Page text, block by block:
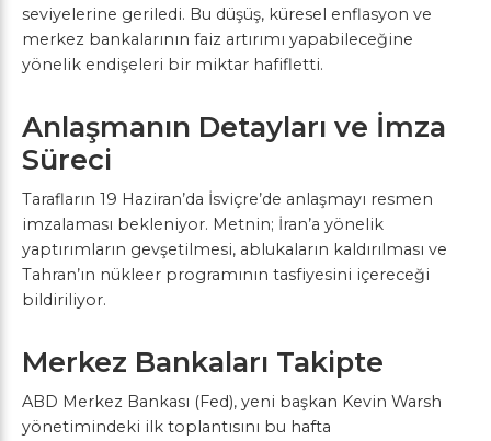
seviyelerine geriledi. Bu düşüş, küresel enflasyon ve
merkez bankalarının faiz artırımı yapabileceğine
yönelik endişeleri bir miktar hafifletti.
Anlaşmanın Detayları ve İmza
Süreci
Tarafların 19 Haziran’da İsviçre’de anlaşmayı resmen
imzalaması bekleniyor. Metnin; İran’a yönelik
yaptırımların gevşetilmesi, ablukaların kaldırılması ve
Tahran’ın nükleer programının tasfiyesini içereceği
bildiriliyor.
Merkez Bankaları Takipte
ABD Merkez Bankası (Fed), yeni başkan Kevin Warsh
yönetimindeki ilk toplantısını bu hafta